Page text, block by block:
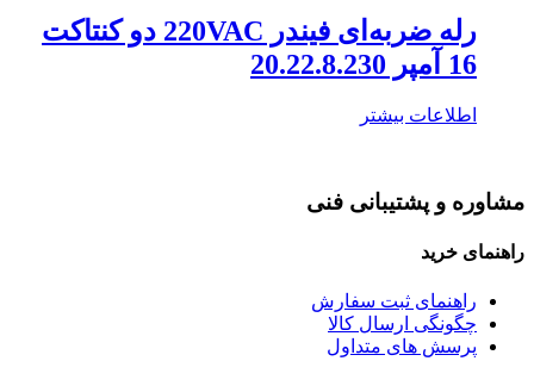
رله ضربه‌ای فیندر 220VAC دو کنتاکت
16 آمپر 20.22.8.230
اطلاعات بیشتر
مشاوره و پشتیبانی فنی
راهنمای خرید
راهنمای ثبت سفارش
چگونگی ارسال کالا
پرسش های متداول